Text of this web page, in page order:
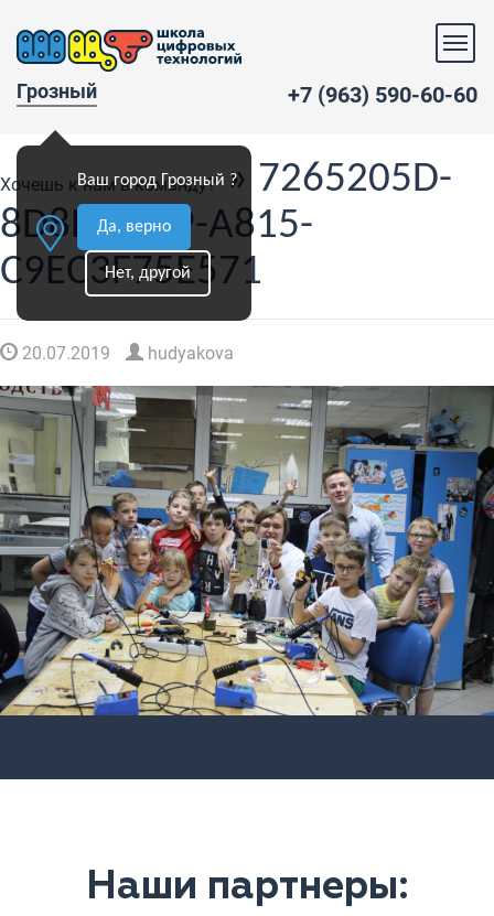
Грозный
Ваш город Грозный ?
Да, верно
Нет, другой
+7 (963) 590-60-60
Хочешь к нам в команду?» 7265205D-
8D8B-4119-A815-
C9EC3F75E571
20.07.2019 hudyakova
Наши партнеры: